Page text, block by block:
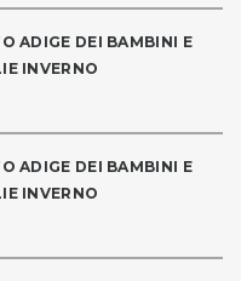
ADIGE DEI BAMBINI E
INVERNO
ADIGE DEI BAMBINI E
INVERNO